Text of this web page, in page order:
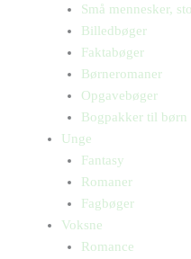
Små mennesker,
Billedbøger
Faktabøger
Børneromaner
Opgavebøger
Bogpakker til børn
Unge
Fantasy
Romaner
Fagbøger
Voksne
Romance